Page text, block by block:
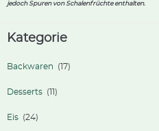
jedoch Spuren von Schalenfrüchte enthalten.
Kategorie
Backwaren (17)
Desserts (11)
Eis (24)